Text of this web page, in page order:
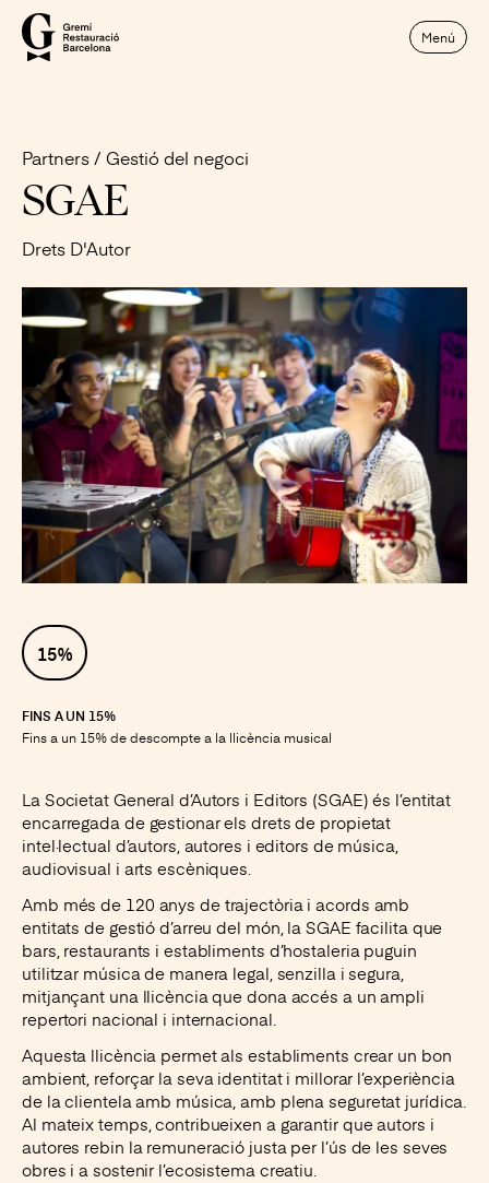
Menú
Partners Gestió del negoci
SGAE
Drets D'Autor
15%
FINS A UN 15%
Fins a un 15% de descompte a la llicència musical
La Societat General d’Autors i Editors (SGAE) és l’entitat
encarregada de gestionar els drets de propietat
intel·lectual d’autors, autores i editors de música,
audiovisual i arts escèniques.
Amb més de 120 anys de trajectòria i acords amb
entitats de gestió d’arreu del món, la SGAE facilita que
bars, restaurants i establiments d’hostaleria puguin
utilitzar música de manera legal, senzilla i segura,
mitjançant una llicència que dona accés a un ampli
repertori nacional i internacional.
Aquesta llicència permet als establiments crear un bon
ambient, reforçar la seva identitat i millorar l’experiència
de la clientela amb música, amb plena seguretat jurídica.
Al mateix temps, contribueixen a garantir que autors i
autores rebin la remuneració justa per l’ús de les seves
obres i a sostenir l’ecosistema creatiu.